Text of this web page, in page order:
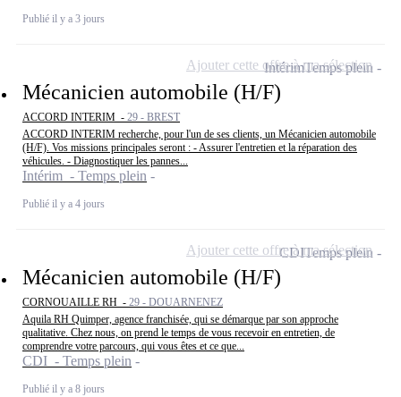
Publié il y a 3 jours
Mécanicien automobile (H/F)
ACCORD INTERIM - 29 - BREST
ACCORD INTERIM recherche, pour l'un de ses clients, un Mécanicien automobile
(H/F). Vos missions principales seront : - Assurer l'entretien et la réparation des
véhicules. - Diagnostiquer les pannes...
Intérim - Temps plein
Publié il y a 4 jours
IntérimTemps plein
Ajouter cette offre à ma sélection
Mécanicien automobile (H/F)
CORNOUAILLE RH - 29 - DOUARNENEZ
Aquila RH Quimper, agence franchisée, qui se démarque par son approche
qualitative. Chez nous, on prend le temps de vous recevoir en entretien, de
comprendre votre parcours, qui vous êtes et ce que...
CDI - Temps plein
Publié il y a 8 jours
CDITemps plein
Ajouter cette offre à ma sélection